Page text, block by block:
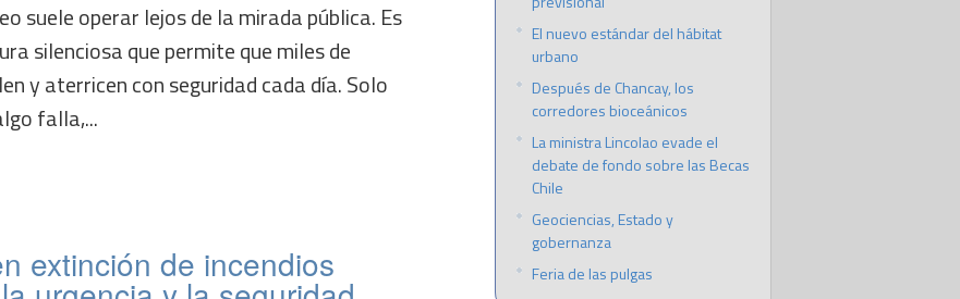
suele operar lejos de la mirada pública. Es
silenciosa que permite que miles de
y aterricen con seguridad cada día. Solo
falla,...
extinción de incendios
El nuevo estándar del hábitat
urbano
Después de Chancay, los
corredores bioceánicos
La ministra Lincolao evade el
debate de fondo sobre las Becas
Chile
Geociencias, Estado y
gobernanza
Feria de las pulgas